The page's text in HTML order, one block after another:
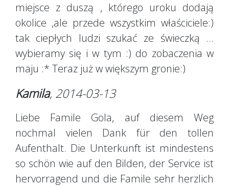
miejsce z duszą , którego uroku dodają
okolice ,ale przede wszystkim właściciele:)
tak ciepłych ludzi szukać ze świeczką ...
wybieramy się i w tym :) do zobaczenia w
maju :* Teraz już w większym gronie:)
Kamila, 2014-03-13
Liebe Famile Gola, auf diesem Weg
nochmal vielen Dank für den tollen
Aufenthalt. Die Unterkunft ist mindestens
so schön wie auf den Bilden, der Service ist
hervorragend und die Famile sehr herzlich